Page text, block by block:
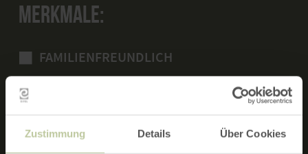
Zustimmung Details Über Cookies
MERKMALE:
FAMILIENFREUNDLICH